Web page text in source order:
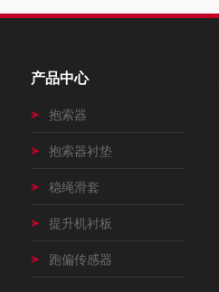
产品中心
抱索器
抱索器衬垫
稳绳滑套
提升机衬板
跑偏传感器